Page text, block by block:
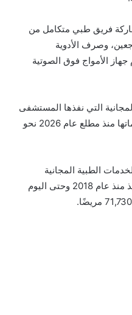
فريق طبي متكامل من
وصرف الأدوية
الأمواج فوق الصوتية
الأيام الطبية المجانية التي نفذها المستشفى
منذ بداية العام إلى 11 يوما طبيا، فيما بلغ إجمالي عدد المستفيدين من خدماتها منذ مطلع عام 2026 نحو
الطبية المجانية
للمجتمعات المحلية بدعم من صندوق الزكاة، مشيرًا إلى أن المستشفى نفذ منذ عام 2018 وحتى اليوم